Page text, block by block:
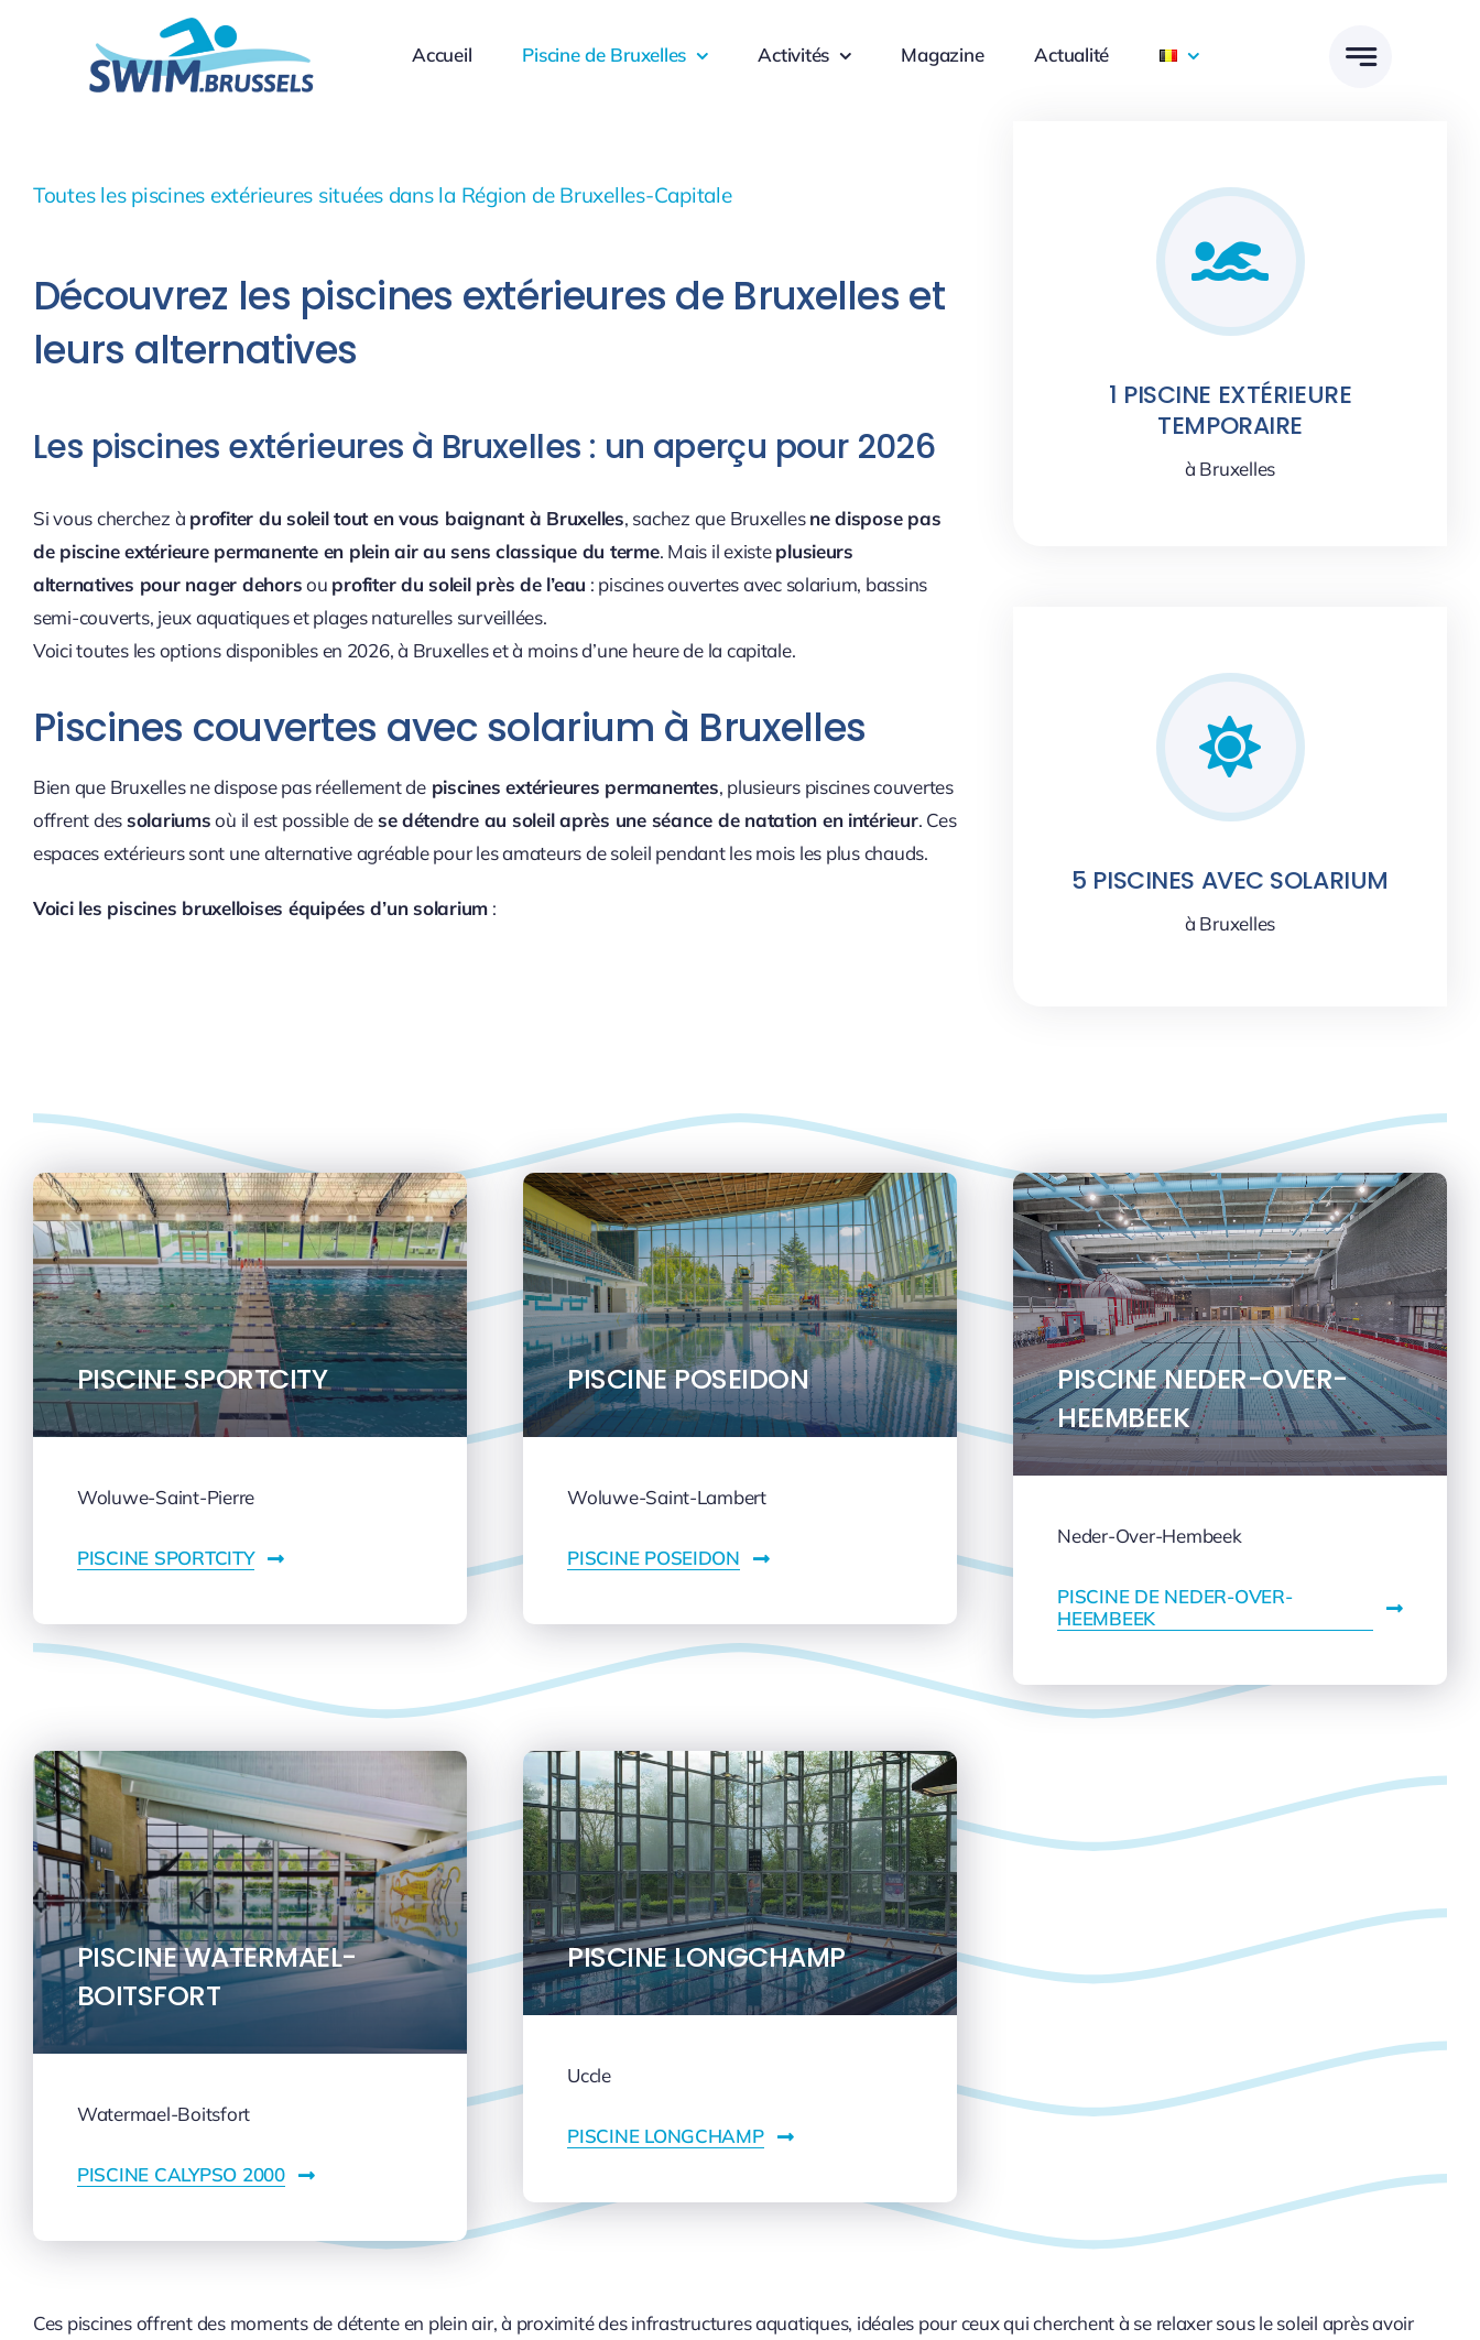
Accueil Piscine de Bruxelles Activités Magazine Actualité
Toutes les piscines extérieures situées dans la Région de Bruxelles-Capitale
Découvrez les piscines extérieures de Bruxelles et
leurs alternatives
Les piscines extérieures à Bruxelles : un aperçu pour 2026
Si vous cherchez à profiter du soleil tout en vous baignant à Bruxelles, sachez que Bruxellesne dispose pas
de piscine extérieure permanente en plein air au sens classique du terme. Mais il existeplusieurs
alternatives pour nager dehorsou profiter du soleil près de l’eau : piscines ouvertes avec solarium, bassins
semi-couverts, jeux aquatiques et plages naturelles surveillées.
Voici toutes les options disponibles en 2026, à Bruxelles et à moins d’une heure de la capitale.
Piscines couvertes avec solarium à Bruxelles
Bien que Bruxelles ne dispose pas réellement depiscines extérieures permanentes, plusieurs piscines couvertes
offrent dessolariumsoù il est possible dese détendre au soleil après une séance de natation en intérieur. Ces
espaces extérieurs sont une alternative agréable pour les amateurs de soleil pendant les mois les plus chauds.
Voici les piscines bruxelloises équipées d’un solarium :
1 PISCINE EXTÉRIEURE
TEMPORAIRE
à Bruxelles
5 PISCINES AVEC SOLARIUM
à Bruxelles
PISCINE SPORTCITY
Woluwe-Saint-Pierre
PISCINE SPORTCITY
PISCINE POSEIDON
Woluwe-Saint-Lambert
PISCINE POSEIDON
PISCINE NEDER-OVER-
HEEMBEEK
Neder-Over-Hembeek
PISCINE DE NEDER-OVER-
HEEMBEEK
PISCINE WATERMAEL-
BOITSFORT
Watermael-Boitsfort
PISCINE CALYPSO 2000
PISCINE LONGCHAMP
Uccle
PISCINE LONGCHAMP
Ces piscines offrent des moments de détente en plein air, à proximité des infrastructures aquatiques, idéales pour ceux qui cherchent à se relaxer sous le soleil après avoir